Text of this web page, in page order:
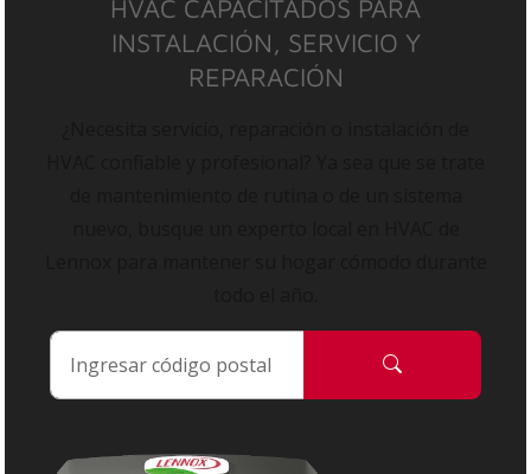
HVAC CAPACITADOS PARA
INSTALACIÓN, SERVICIO Y
REPARACIÓN